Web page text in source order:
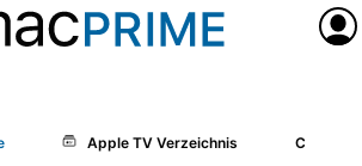
Apple TV Verzeichnis Cast/